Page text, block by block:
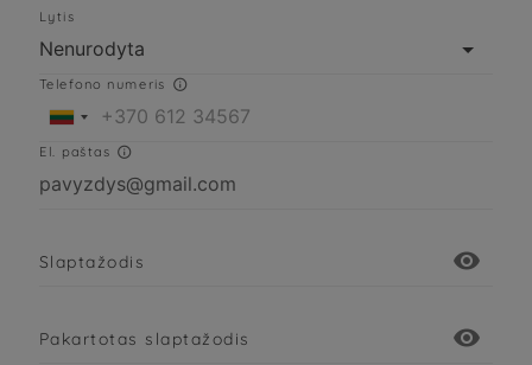
Lytis
Telefono numeris 
Lietuva
+370
El. paštas 
visibility
Slaptažodis
visibility
Pakartotas slaptažodis